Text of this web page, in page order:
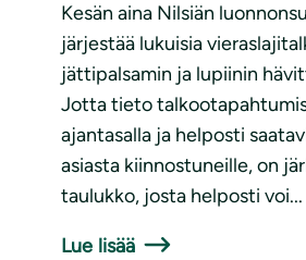
Kesän aina Nilsiän
järjestää lukuisia
jättipalsamin ja lupiinin
Jotta tieto
ajantasalla ja helposti
asiasta kiinnostuneille, on
taulukko, josta helposti voi...
Lue lisää